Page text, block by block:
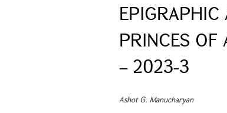
PRINCES OF
– 2023-3
Ashot G. Manucharyan